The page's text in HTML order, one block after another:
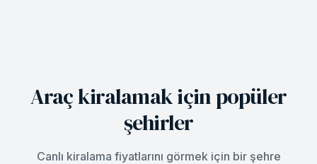
Araç kiralamak için popüler
şehirler
Canlı kiralama fiyatlarını görmek için bir şehre